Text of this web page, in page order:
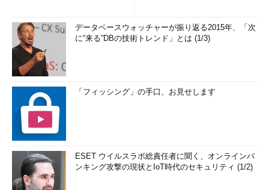
データベースウォッチャーが振り返る2015年、「次
に“来る”DBの技術トレンド」とは (1/3)
「フィッシング」の手口、お見せします
ESET ウイルスラボ総責任者に聞く、オンラインバ
ンキング攻撃の現状とIoT時代のセキュリティ (1/2)